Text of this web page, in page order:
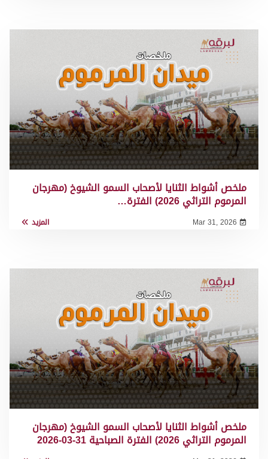
ملخص أشواط الثنايا لأصحاب السمو الشيوخ (مهرجان
المرموم التراثي 2026) الفترة…
Mar 31, 2026 المزيد
ملخص أشواط الثنايا لأصحاب السمو الشيوخ (مهرجان
المرموم التراثي 2026) الفترة الصباحية 31-03-2026